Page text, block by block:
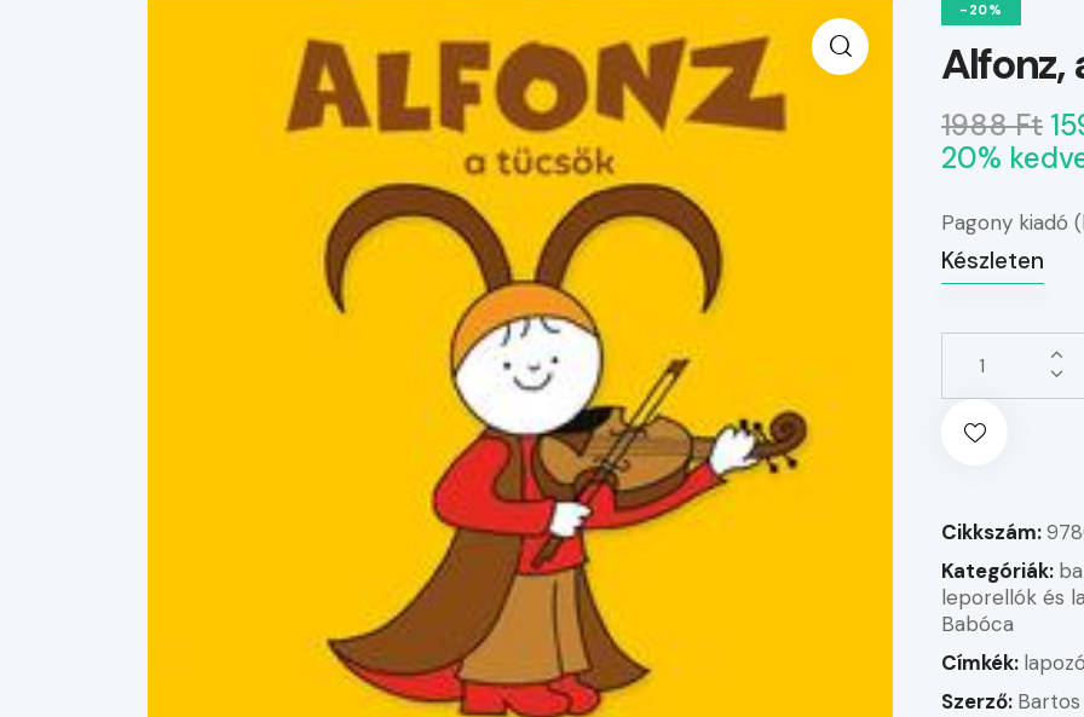
-20%
Alfonz,
1988 Ft
20%
Pagony kiadó
Készleten
Cikkszám:
Kategóriák:
leporellók és
Babóca
Címkék:
Szerző: